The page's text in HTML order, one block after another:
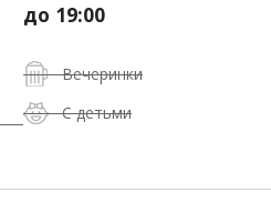
до 19:00
Вечеринки
С детьми